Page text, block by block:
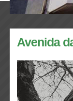
Avenida